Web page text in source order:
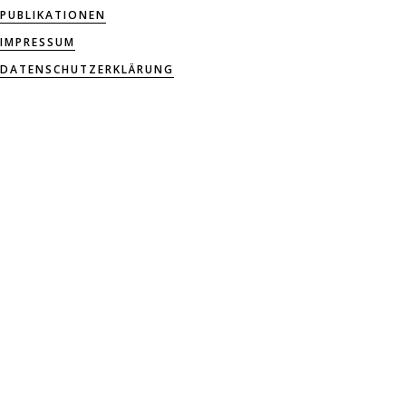
PUBLIKATIONEN
IMPRESSUM
DATENSCHUTZERKLÄRUNG